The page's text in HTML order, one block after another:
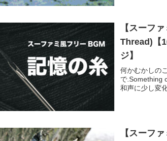
【スーフ
Thread)【
ジ】
何かむかしの
で.Something
和声に少し変
【スーフ